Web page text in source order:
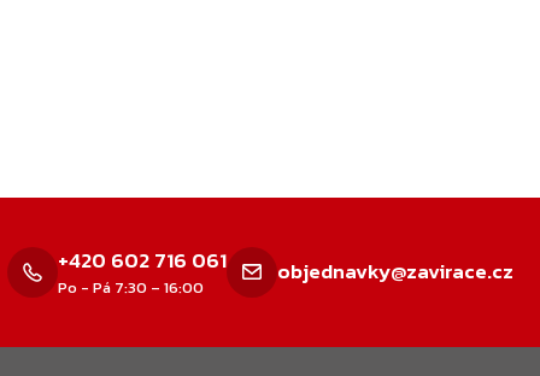
+420 602 716 061
Po - Pá 7:30 – 16:00 objednavky@zavirace.cz